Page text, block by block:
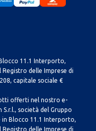
11.1 Interporto,
delle Imprese di
capitale sociale €
offerti nel nostro e-
società del Gruppo
in Blocco 11.1 Interporto,
delle Imprese di